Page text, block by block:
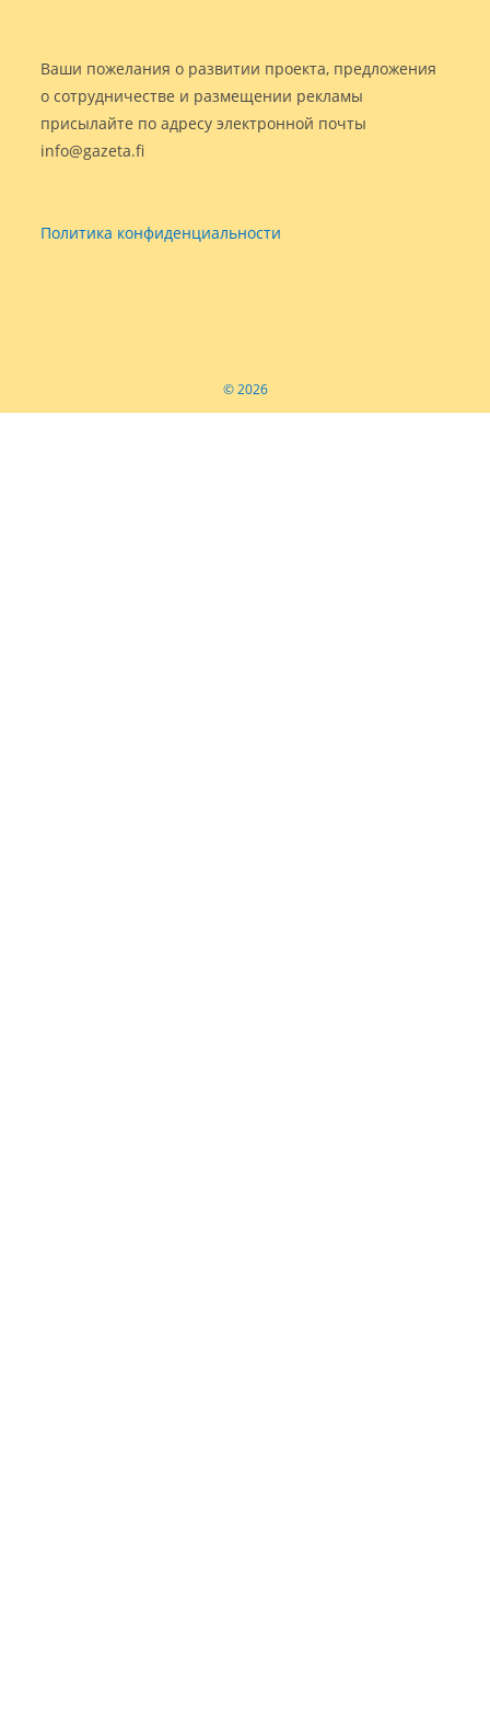
Ваши пожелания о развитии проекта, предложения
о сотрудничестве и размещении рекламы
присылайте по адресу электронной почты
info@gazeta.fi
Политика конфиденциальности
© 2026